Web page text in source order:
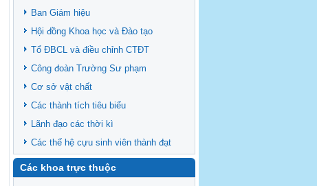
Tổ chức nhân sự Khoa Sư phạm Sinh học
Ban Giám hiệu
Hội đồng Khoa học và Đào tạo
Tổ ĐBCL và điều chỉnh CTĐT
Công đoàn Trường Sư phạm
Cơ sở vật chất
Các thành tích tiêu biểu
Lãnh đạo các thời kì
Các thế hệ cựu sinh viên thành đạt
Các khoa trực thuộc